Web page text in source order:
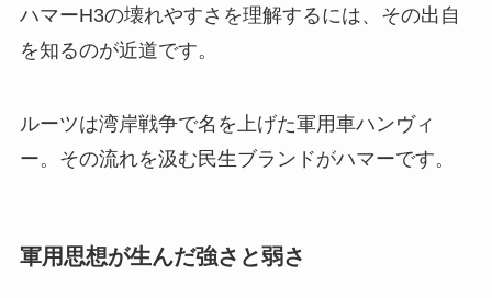
ハマーH3の壊れやすさを理解するには、その出自
を知るのが近道です。
ルーツは湾岸戦争で名を上げた軍用車ハンヴィ
ー。その流れを汲む民生ブランドがハマーです。
軍用思想が生んだ強さと弱さ